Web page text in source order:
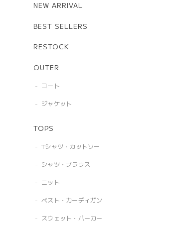
NEW ARRIVAL
BEST SELLERS
RESTOCK
OUTER
コート
ジャケット
TOPS
Tシャツ・カットソー
シャツ・ブラウス
ニット
ベスト・カーディガン
スウェット・パーカー